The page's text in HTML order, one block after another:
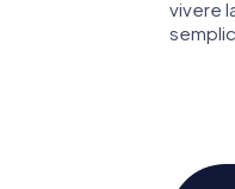
vivere